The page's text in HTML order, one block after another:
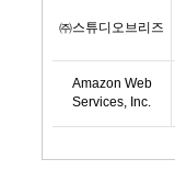
㈜스튜디오브리즈
Amazon Web
Services, Inc.